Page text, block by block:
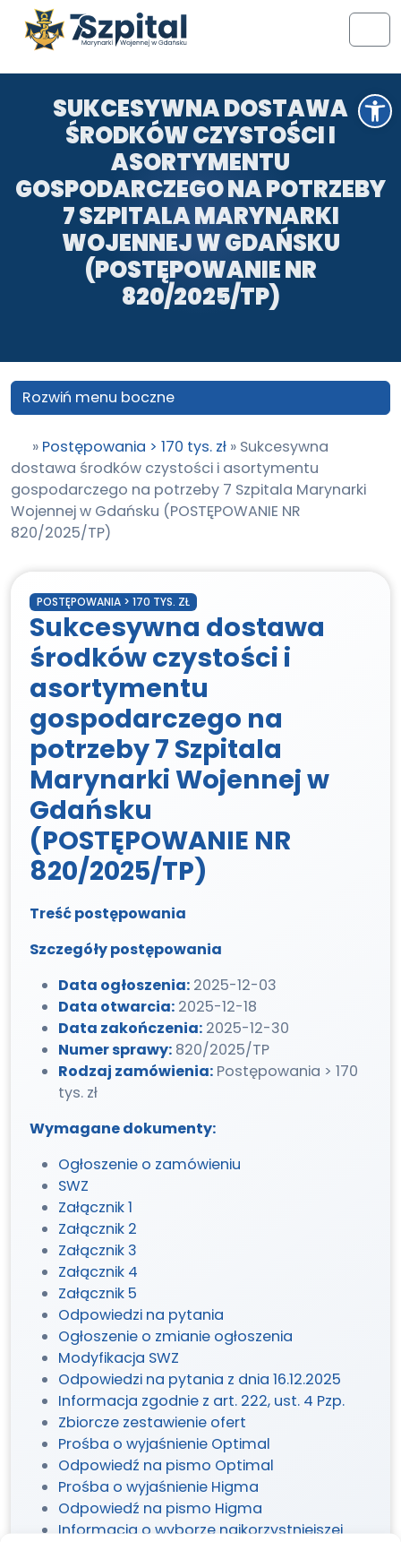
Otwórz pasek narzędzi
Przejdź do treści
Przejdź do stopki
SUKCESYWNA DOSTAWA
ŚRODKÓW CZYSTOŚCI I
ASORTYMENTU
GOSPODARCZEGO NA POTRZEBY
7 SZPITALA MARYNARKI
WOJENNEJ W GDAŃSKU
(POSTĘPOWANIE NR
820/2025/TP)
» Postępowania > 170 tys. zł » Sukcesywna
dostawa środków czystości i asortymentu
gospodarczego na potrzeby 7 Szpitala Marynarki
Wojennej w Gdańsku (POSTĘPOWANIE NR
820/2025/TP)
POSTĘPOWANIA > 170 TYS. ZŁ
Sukcesywna dostawa
środków czystości i
asortymentu
gospodarczego na
potrzeby 7 Szpitala
Marynarki Wojennej w
Gdańsku
(POSTĘPOWANIE NR
820/2025/TP)
Treść postępowania
Szczegóły postępowania
Data ogłoszenia: 2025-12-03
Data otwarcia: 2025-12-18
Data zakończenia: 2025-12-30
Numer sprawy: 820/2025/TP
Rodzaj zamówienia: Postępowania > 170
tys. zł
Wymagane dokumenty:
Ogłoszenie o zamówieniu
SWZ
Załącznik 1
Załącznik 2
Załącznik 3
Załącznik 4
Załącznik 5
Odpowiedzi na pytania
Ogłoszenie o zmianie ogłoszenia
Modyfikacja SWZ
Odpowiedzi na pytania z dnia 16.12.2025
Informacja zgodnie z art. 222, ust. 4 Pzp.
Zbiorcze zestawienie ofert
Prośba o wyjaśnienie Optimal
Odpowiedź na pismo Optimal
Prośba o wyjaśnienie Higma
Odpowiedź na pismo Higma
Informacja o wyborze najkorzystniejszej
Rozwiń menu boczne